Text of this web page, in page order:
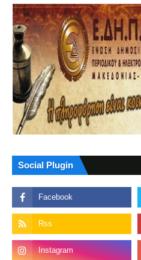
Social Plugin